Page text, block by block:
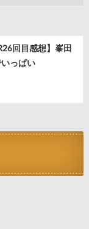
回目感想】峯田
っぱい